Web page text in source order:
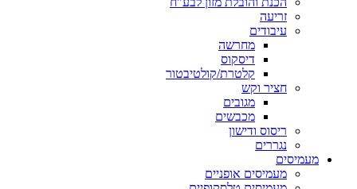
זריעה
עיבודים
מחרשה
דיסקוס
קלטרת/קולטיבטור
חציר וקש
מגובים
מכבשים
ריסוס ודישון
נגררים
מעמיסים
מעמיסים אופניים